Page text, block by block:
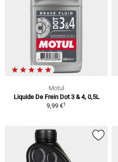
Motul
Liquide De Frein Dot 3 & 4, 0,5L
9,99 €1